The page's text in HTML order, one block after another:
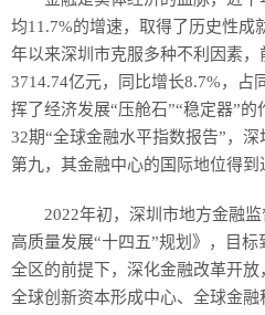
均11.7%的增速，取得了历史性成
年以来深圳市克服多种不利因素
3714.74亿元，同比增长8.7%，占
挥了经济发展“压舱石”“稳定器”
32期“全球金融水平指数报告”，
第九，其金融中心的国际地位得到
2022年初，深圳市地方金融
高质量发展“十四五”规划》，目
全区的前提下，深化金融改革开
全球创新资本形成中心、全球金